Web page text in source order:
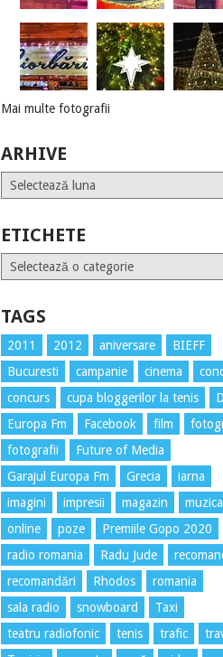
Mai multe fotografii
ARHIVE
Arhive
ETICHETE
Etichete
TAGS
2011 2012 aniversare
BIEFF
Bucuresti
campanie cinema
concurs
cupa bloggerilor la tenis
Europa Fm
Facebook film
fotografii
Future of Media
Garajul Europa Fm
Grecia
iarna
imagini
impresii magazin
muzica
online
poze
Premiile Gopo 2020
radio romania
Radu Jude
recomandări
Rhodos
romania
sala radio
snowboard
Taxi
teatru radiofonic
tenis trafic